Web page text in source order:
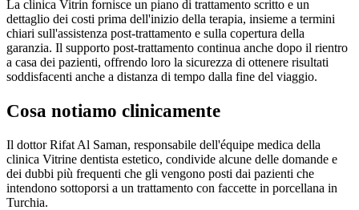
La clinica Vitrin fornisce un piano di trattamento scritto e un
dettaglio dei costi prima dell'inizio della terapia, insieme a termini
chiari sull'assistenza post-trattamento e sulla copertura della
garanzia. Il supporto post-trattamento continua anche dopo il rientro
a casa dei pazienti, offrendo loro la sicurezza di ottenere risultati
soddisfacenti anche a distanza di tempo dalla fine del viaggio.
Cosa notiamo clinicamente
Il dottor Rifat Al Saman, responsabile dell'équipe medica della
clinica Vitrine dentista estetico, condivide alcune delle domande e
dei dubbi più frequenti che gli vengono posti dai pazienti che
intendono sottoporsi a un trattamento con faccette in porcellana in
Turchia.